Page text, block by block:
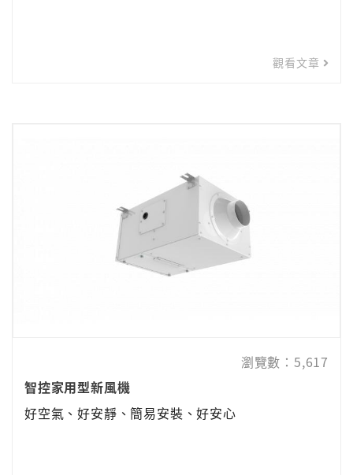
觀看文章
瀏覽數：5,617
智控家用型新風機
好空氣、好安靜、簡易安裝、好安心